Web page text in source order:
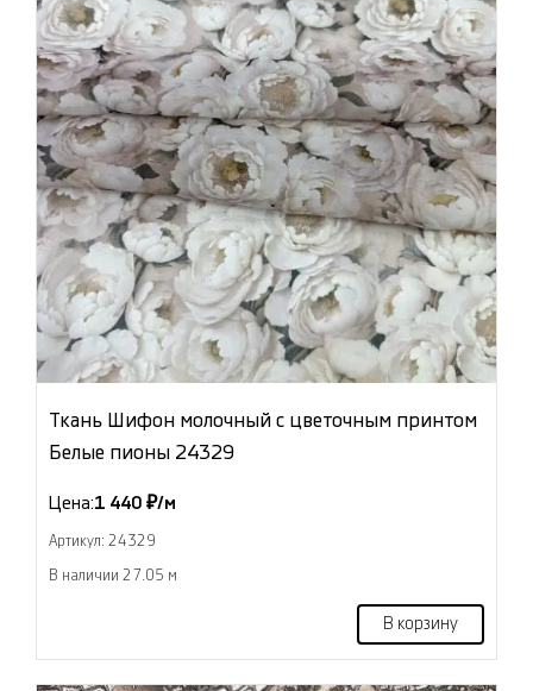
Ткань Шифон молочный с цветочным принтом
Белые пионы 24329
Цена:1 440 ₽/м
Артикул: 24329
В наличии 27.05 м
В корзину